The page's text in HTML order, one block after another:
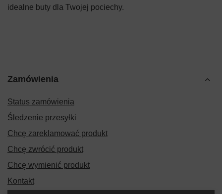
idealne buty dla Twojej pociechy.
Zamówienia
Status zamówienia
Śledzenie przesyłki
Chcę zareklamować produkt
Chcę zwrócić produkt
Chcę wymienić produkt
Kontakt